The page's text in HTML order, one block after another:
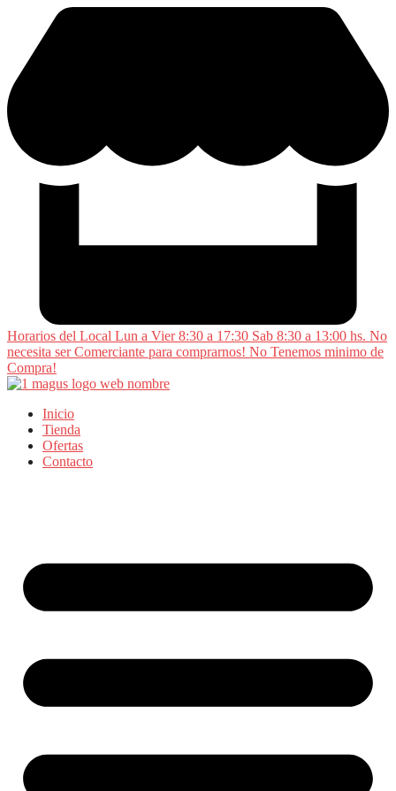
contenido
Horarios del Local Lun a Vier 8:30 a 17:30 Sab 8:30 a 13:00 hs. No
necesita ser Comerciante para comprarnos! No Tenemos minimo de
Compra!
Inicio
Tienda
Ofertas
Contacto